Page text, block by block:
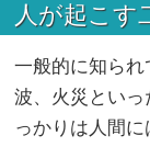
人が起こす
一般的に知ら
波、火災といっ
っかりは人間に